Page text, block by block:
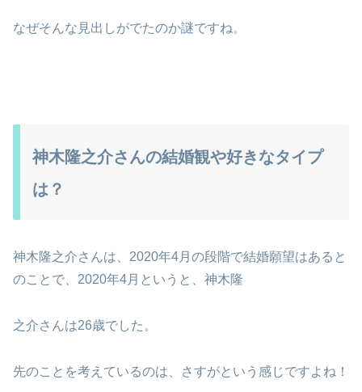
なぜそんな見出しがでたのか謎ですね。
神木隆之介さんの結婚観や好きなタイプ
は？
神木隆之介さんは、2020年4月の段階で結婚願望はあると
のことで、2020年4月というと、神木隆
之介さんは26歳でした。
先のことを考えているのは、さすがという感じですよね！